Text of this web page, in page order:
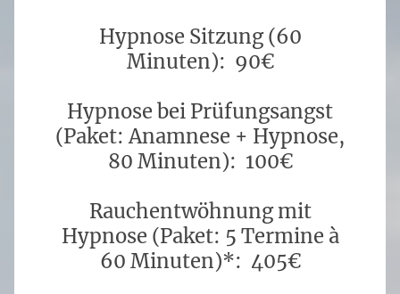
Hypnose Sitzung (60
Minuten): 90€
Hypnose bei Prüfungsangst
(Paket: Anamnese + Hypnose,
80 Minuten): 100€
Rauchentwöhnung mit
Hypnose (Paket: 5 Termine à
60 Minuten)*: 405€